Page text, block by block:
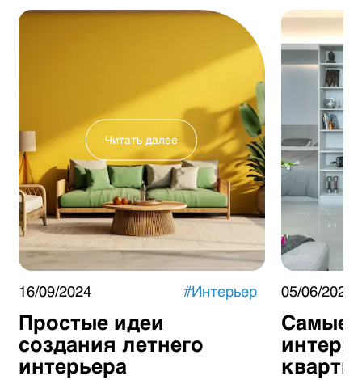
Читать далее
16/09/2024 #Интерьер
Простые идеи
создания летнего
интерьера
05/06/2024
Самые